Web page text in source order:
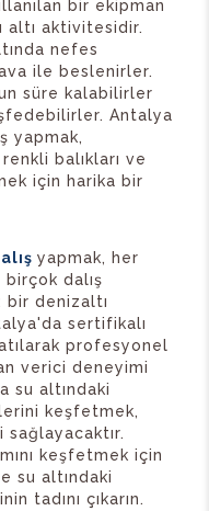
bir ekipman
altı aktivitesidir.
nefes
ile beslenirler.
süre kalabilirler
Antalya
yapmak,
balıkları ve
için harika bir
yapmak, her
dalış
bir denizaltı
sertifikalı
profesyonel
verici deneyimi
su altındaki
keşfetmek,
keşfetmek için
su altındaki
tadını çıkarın.